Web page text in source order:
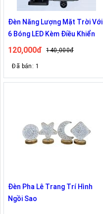
Đèn Năng Lượng Mặt Trời Với
6 Bóng LED Kèm Điều Khiển
120,000đ 140,000đ
Đã bán: 1
Đèn Pha Lê Trang Trí Hình
Ngồi Sao